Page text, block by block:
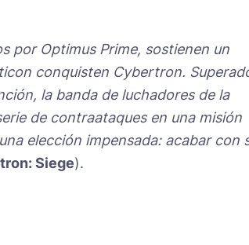
por Optimus Prime, sostienen un
conquisten Cybertron.
la banda de luchadores de la
de contraataques en una misión
elección impensada: acabar con
Siege).